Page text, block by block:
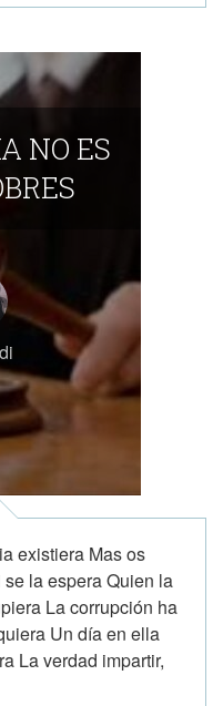
NO ES
existiera Mas os
la espera Quien la
La corrupción ha
Un día en ella
La verdad impartir,